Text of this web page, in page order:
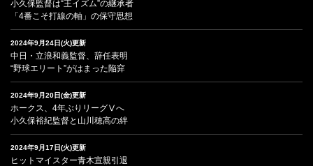
小久保監督は“王イズム”の継承者
「4番こそ打線の軸」の保守思想
2024年9月24日(火)更新
中日・立浪和義監督、辞任表明
“野球エリート”がはまった陥穽
2024年9月20日(金)更新
ホークス、4年ぶりリーグⅤへ
小久保裕紀監督と山川穂高の絆
2024年9月17日(火)更新
ヒットマイスター青木宣親引退